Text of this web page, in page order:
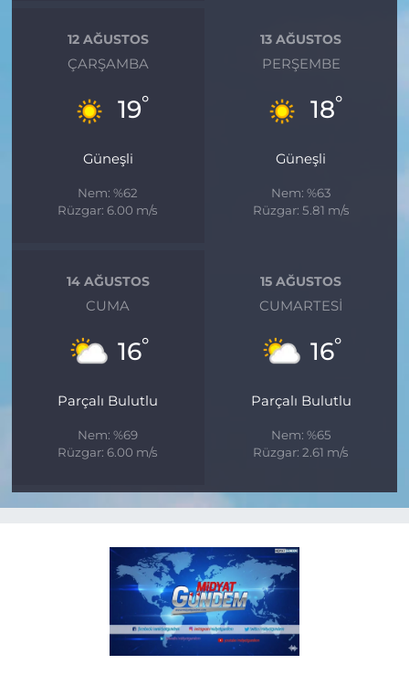
12 AĞUSTOS
ÇARŞAMBA
19°
Güneşli
Nem: %62
Rüzgar: 6.00 m/s
13 AĞUSTOS
PERŞEMBE
18°
Güneşli
Nem: %63
Rüzgar: 5.81 m/s
14 AĞUSTOS
CUMA
16°
Parçalı Bulutlu
Nem: %69
Rüzgar: 6.00 m/s
15 AĞUSTOS
CUMARTESI
16°
Parçalı Bulutlu
Nem: %65
Rüzgar: 2.61 m/s